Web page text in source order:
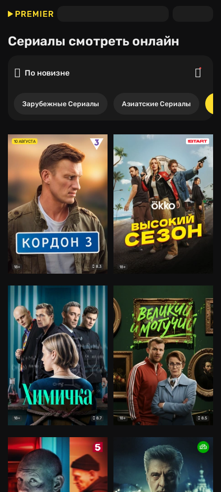
Сериалы смотреть онлайн
По новизне
Зарубежные Сериалы Азиатские Сериалы
18+ 8.3
10 АВГУСТА
18+
18+ 8.7 18+ 8.5